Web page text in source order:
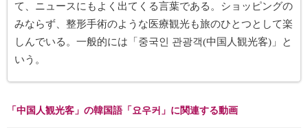
て、ニュースにもよく出てくる言葉である。ショッピングの
みならず、整形手術のような医療観光も旅のひとつとして楽
しんでいる。一般的には「중국인 관광객(中国人観光客)」と
いう。
「中国人観光客」の韓国語「요우커」に関連する動画